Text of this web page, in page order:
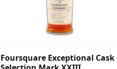
Foursquare Exceptional Cask